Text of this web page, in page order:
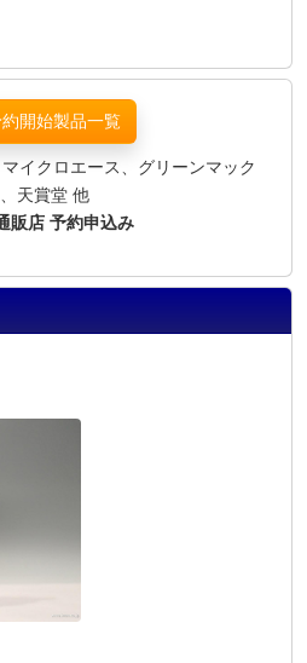
開始製品一覧
イクロエース、グリーンマック
天賞堂 他
販店 予約申込み